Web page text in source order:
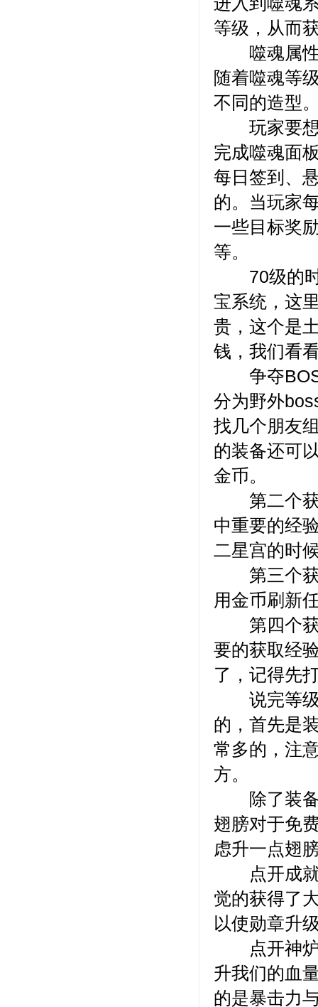
等级，从而
噬魂属性
随着噬魂等
不同的造型
玩家要想
完成噬魂面
每日签到、
的。当玩家
一些目标奖
等。
70级的时
宝系统，这
贵，这个是
钱，我们看
争夺
分为野外
找几个朋友
的装备还可
金币。
第二个获
中重要的经
二星宫的时
第三个获
用金币刷新
第四个获
要的获取经
了，记得先
说完等级
的，首先是
常多的，注
方。
除了装备
翅膀对于免
虑升一点翅
点开成就
觉的获得了
以使勋章升
点开神炉
升我们的血
的是暴击力